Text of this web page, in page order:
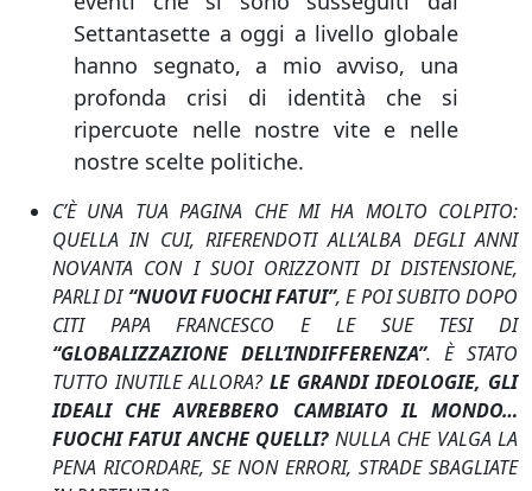
Settantasette a oggi a livello globale
hanno segnato, a mio avviso, una
profonda crisi di identità che si
ripercuote nelle nostre vite e nelle
nostre scelte politiche.
C’È UNA TUA PAGINA CHE MI HA MOLTO COLPITO:
QUELLA IN CUI, RIFERENDOTI ALL’ALBA DEGLI ANNI
NOVANTA CON I SUOI ORIZZONTI DI DISTENSIONE,
PARLI DI “NUOVI FUOCHI FATUI”, E POI SUBITO DOPO
CITI PAPA FRANCESCO E LE SUE TESI DI
“GLOBALIZZAZIONE DELL’INDIFFERENZA”. È STATO
TUTTO INUTILE ALLORA? LE GRANDI IDEOLOGIE, GLI
IDEALI CHE AVREBBERO CAMBIATO IL MONDO…
FUOCHI FATUI ANCHE QUELLI?NULLA CHE VALGA LA
PENA RICORDARE, SE NON ERRORI, STRADE SBAGLIATE